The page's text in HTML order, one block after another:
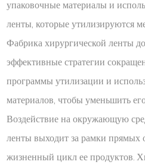
упаковочные материалы и
ленты, которые утилизируются
Фабрика хирургической ленты
эффективные стратегии
программы утилизации и
материалов, чтобы уменьшить
Воздействие на окружающую
ленты выходит за рамки прямых
жизненный цикл ее продуктов.